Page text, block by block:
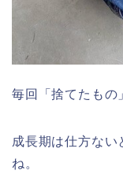
毎回「捨てたもの
成長期は仕方な
ね。